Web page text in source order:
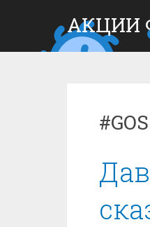
АКЦИИ